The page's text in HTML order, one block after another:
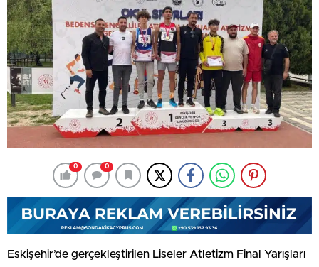
0 0
Eskişehir’de gerçekleştirilen Liseler Atletizm Final Yarışları